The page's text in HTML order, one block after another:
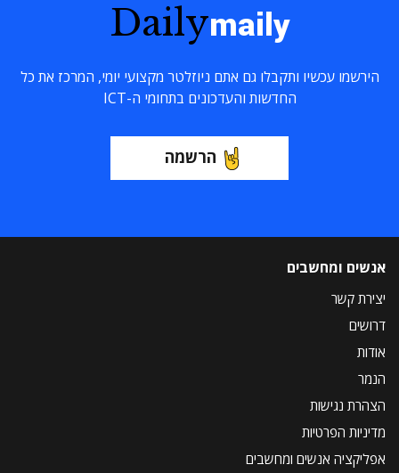
Dailymaily
הירשמו עכשיו ותקבלו גם אתם ניוזלטר מקצועי יומי, המרכז את כל
החדשות והעדכונים בתחומי ה-ICT
הרשמה
אנשים ומחשבים
יצירת קשר
דרושים
אודות
הנמר
הצהרת נגישות
מדיניות הפרטיות
אפליקציה אנשים ומחשבים